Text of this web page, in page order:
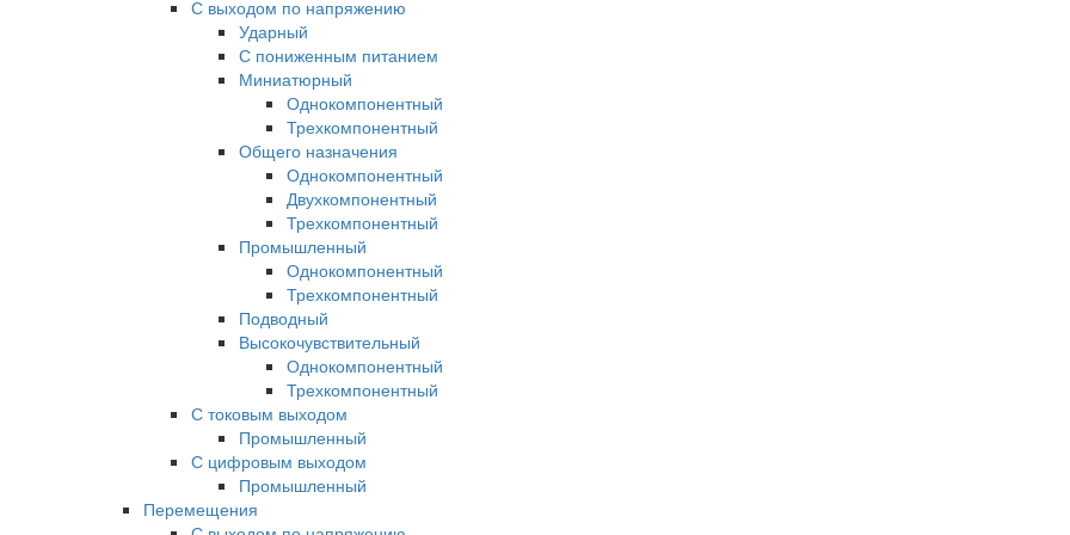
С выходом по напряжению
Ударный
С пониженным питанием
Миниатюрный
Однокомпонентный
Трехкомпонентный
Общего назначения
Однокомпонентный
Двухкомпонентный
Трехкомпонентный
Промышленный
Однокомпонентный
Трехкомпонентный
Подводный
Высокочувствительный
Однокомпонентный
Трехкомпонентный
С токовым выходом
Промышленный
С цифровым выходом
Промышленный
Перемещения